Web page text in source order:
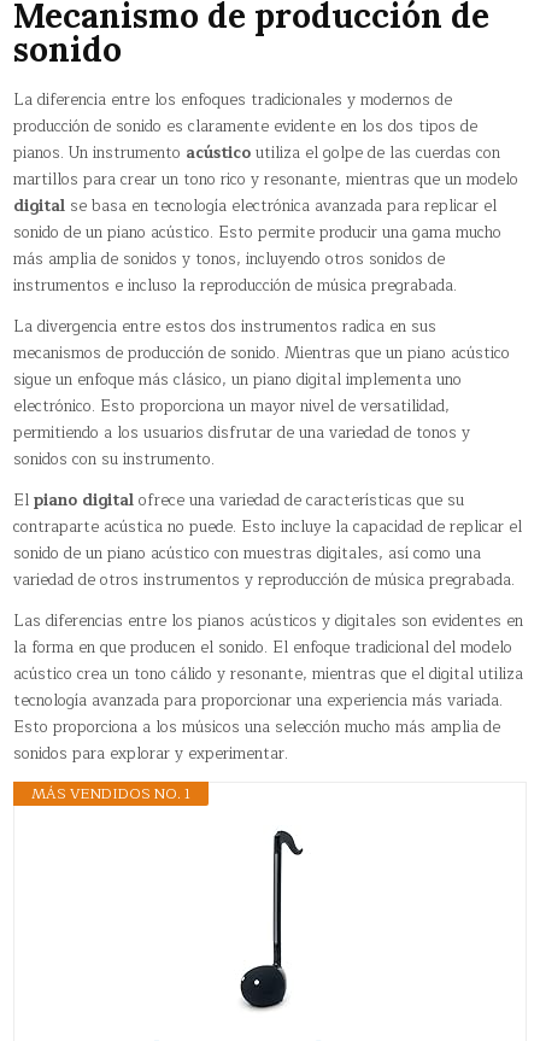
Mecanismo de producción de
sonido
La diferencia entre los enfoques tradicionales y modernos de
producción de sonido es claramente evidente en los dos tipos de
pianos. Un instrumento acústicoutiliza el golpe de las cuerdas con
martillos para crear un tono rico y resonante, mientras que un modelo
digital se basa en tecnología electrónica avanzada para replicar el
sonido de un piano acústico. Esto permite producir una gama mucho
más amplia de sonidos y tonos, incluyendo otros sonidos de
instrumentos e incluso la reproducción de música pregrabada.
La divergencia entre estos dos instrumentos radica en sus
mecanismos de producción de sonido. Mientras que un piano acústico
sigue un enfoque más clásico, un piano digital implementa uno
electrónico. Esto proporciona un mayor nivel de versatilidad,
permitiendo a los usuarios disfrutar de una variedad de tonos y
sonidos con su instrumento.
Elpiano digitalofrece una variedad de características que su
contraparte acústica no puede. Esto incluye la capacidad de replicar el
sonido de un piano acústico con muestras digitales, así como una
variedad de otros instrumentos y reproducción de música pregrabada.
Las diferencias entre los pianos acústicos y digitales son evidentes en
la forma en que producen el sonido. El enfoque tradicional del modelo
acústico crea un tono cálido y resonante, mientras que el digital utiliza
tecnología avanzada para proporcionar una experiencia más variada.
Esto proporciona a los músicos una selección mucho más amplia de
sonidos para explorar y experimentar.
MÁS VENDIDOS NO. 1